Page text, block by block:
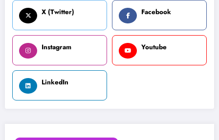
X (Twitter) Facebook
Instagram Youtube
LinkedIn